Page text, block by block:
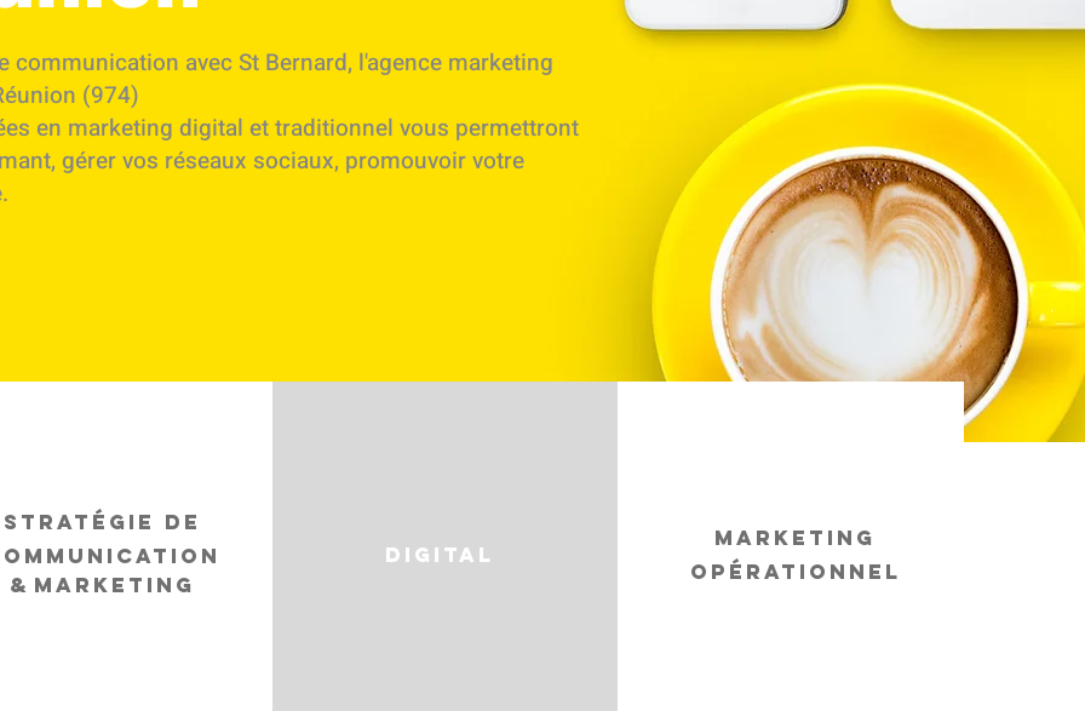
communication avec St Bernard, l'agence marketing
(974)
en marketing digital et traditionnel vous permettront
gérer vos réseaux sociaux, promouvoir votre
STRATÉGIE de
& MARKETING
digital
marketing
opérationnel